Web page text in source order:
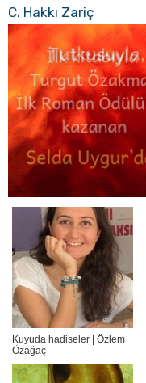
C. Hakkı Zariç
Kuyuda hadiseler | Özlem
Özağaç